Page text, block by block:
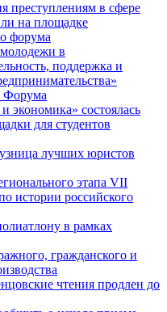
преступлениям в сфере
на площадке
форума
в
поддержка и
Форума
экономика» состоялась
для студентов
лучших юристов
этапа VII
истории российского
в рамках
гражданского и
чтения продлен до